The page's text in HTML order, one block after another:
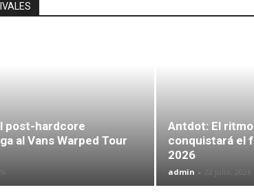
post-hardcore
al Vans Warped Tour
Antdot: El
conquistará el
2026
admin -